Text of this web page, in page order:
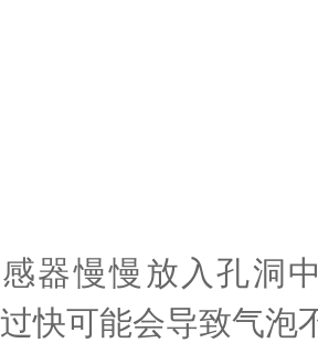
器慢慢放入孔洞
快可能会导致气泡